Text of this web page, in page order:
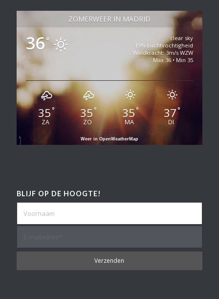
ZOMERWEER IN MADRID
36°
clear sky
19% Luchtvochtigheid
Windkracht: 3m/s WZW
Max 36 • Min 35
35°
ZA
35°
ZO
35°
MA
37°
DI
Weer in OpenWeatherMap
BLIJF OP DE HOOGTE!